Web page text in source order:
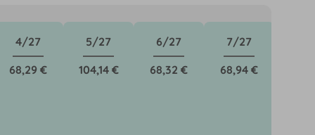
4/27
68,29 €
5/27
104,14 €
6/27
68,32 €
7/27
68,94 €